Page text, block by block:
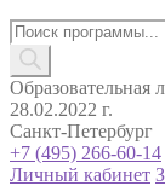
Поиск
товаров
Образовательная
28.02.2022 г.
Санкт-Петербург
+7 (495) 266-60-14
Личный кабинет